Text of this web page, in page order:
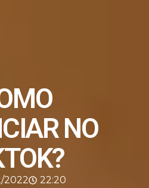
NO
2022
22:20